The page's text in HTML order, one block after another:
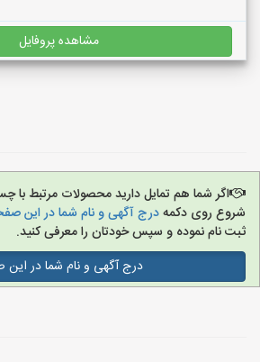
مشاهده پروفایل
اگر شما هم تمایل دارید محصولات مرتبط با
شروع روی دکمهدرج آگهی و نام شما در این
ثبت نام نموده و سپس خودتان را معرفی کنید.
درج آگهی و نام شما در